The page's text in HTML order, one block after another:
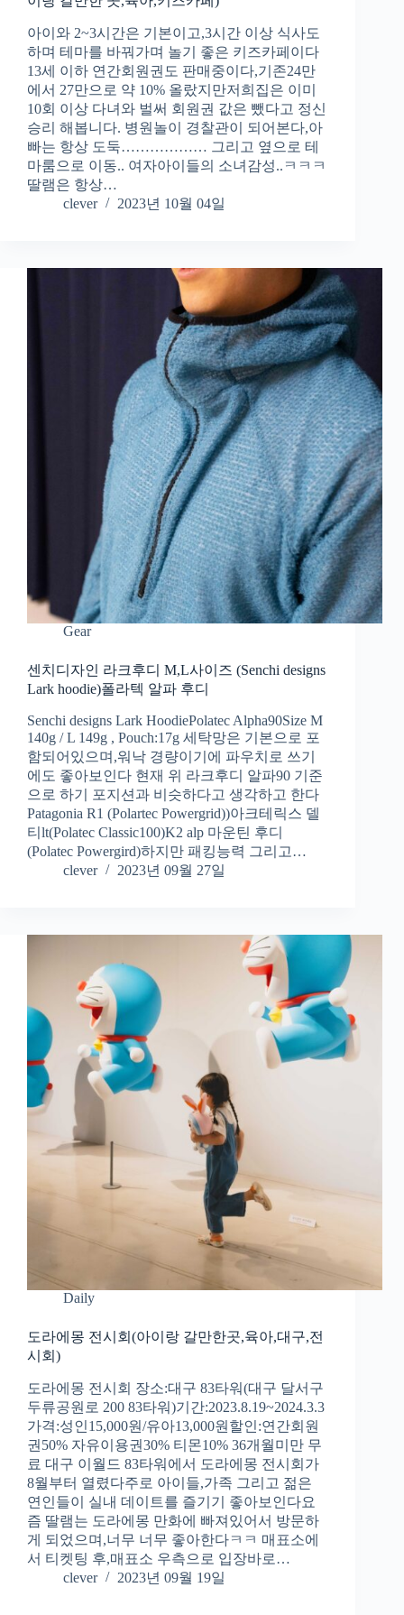
아이와 2~3시간은 기본이고,3시간 이상 식사도
하며 테마를 바꿔가며 놀기 좋은 키즈카페이다
13세 이하 연간회원권도 판매중이다,기존24만
에서 27만으로 약 10% 올랐지만저희집은 이미
10회 이상 다녀와 벌써 회원권 값은 뺐다고 정신
승리 해봅니다. 병원놀이 경찰관이 되어본다,아
빠는 항상 도둑……………… 그리고 옆으로 테
마룸으로 이동.. 여자아이들의 소녀감성..ㅋㅋㅋ
딸램은 항상…
clever
2023년 10월 04일
Gear
센치디자인 라크후디 M,L사이즈 (Senchi designs
Lark hoodie)폴라텍 알파 후디
Senchi designs Lark HoodiePolatec Alpha90Size M
140g / L 149g , Pouch:17g 세탁망은 기본으로 포
함되어있으며,워낙 경량이기에 파우치로 쓰기
에도 좋아보인다 현재 위 라크후디 알파90 기준
으로 하기 포지션과 비슷하다고 생각하고 한다
Patagonia R1 (Polartec Powergrid))아크테릭스 델
티lt(Polatec Classic100)K2 alp 마운틴 후디
(Polatec Powergird)하지만 패킹능력 그리고…
clever
2023년 09월 27일
Daily
도라에몽 전시회(아이랑 갈만한곳,육아,대구,전
시회)
도라에몽 전시회 장소:대구 83타워(대구 달서구
두류공원로 200 83타워)기간:2023.8.19~2024.3.3
가격:성인15,000원/유아13,000원할인:연간회원
권50% 자유이용권30% 티몬10% 36개월미만 무
료 대구 이월드 83타워에서 도라에몽 전시회가
8월부터 열렸다주로 아이들,가족 그리고 젊은
연인들이 실내 데이트를 즐기기 좋아보인다요
즘 딸램는 도라에몽 만화에 빠져있어서 방문하
게 되었으며,너무 너무 좋아한다ㅋㅋ 매표소에
서 티켓팅 후,매표소 우측으로 입장바로…
clever
2023년 09월 19일